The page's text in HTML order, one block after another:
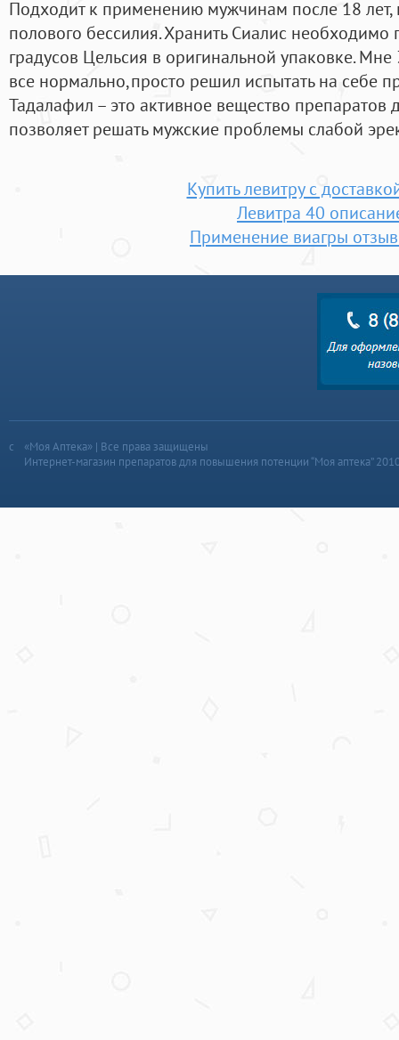
Подходит к применению мужчинам после 18
полового бессилия. Хранить Сиалис
градусов Цельсия в оригинальной упаковке. Мне
все нормально,просто решил испытать на себе
Тадалафил – это активное вещество
позволяет решать мужские проблемы слабой
Купить левитру с
Левитра 40
Применение виагры
«Моя Аптека» | Все права защищены
Интернет-магазин препаратов для повышения потенции “Моя аптека”